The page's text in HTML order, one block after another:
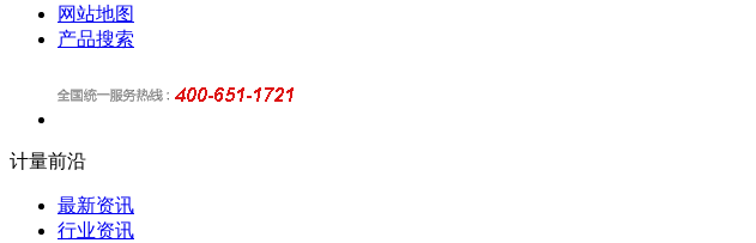
网站地图
产品搜索
计量前沿
最新资讯
行业资讯